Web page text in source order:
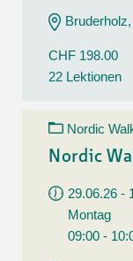
CHF 198.00
22 Lektionen
Nordic
Nordic
29.06.26 -
Montag
09:00 -